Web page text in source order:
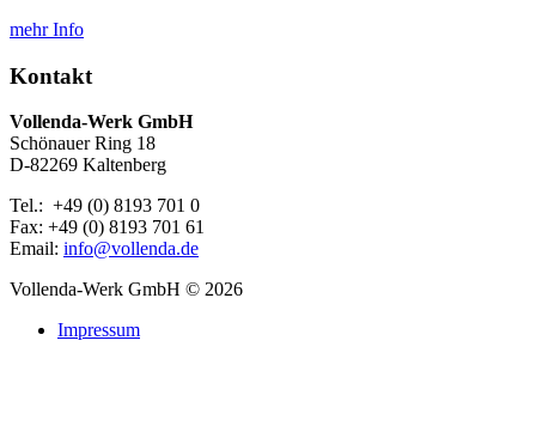
mehr Info
Kontakt
Vollenda-Werk GmbH
Schönauer Ring 18
D-82269 Kaltenberg
Tel.: +49 (0) 8193 701 0
Fax: +49 (0) 8193 701 61
Email: info@vollenda.de
Vollenda-Werk GmbH © 2026
Impressum